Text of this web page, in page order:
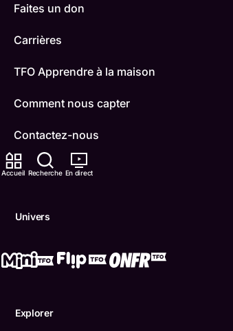
Accueil Recherche En direct
Univers
Explorer
Faites un don
Carrières
TFO Apprendre à la maison
Comment nous capter
Contactez-nous
ONFR
Conditions d'utilisation